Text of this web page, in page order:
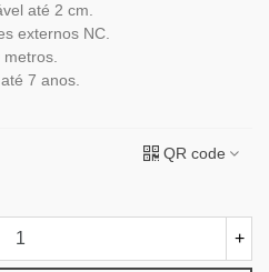
até 2 cm.
externos NC.
7 anos.
QR code
+